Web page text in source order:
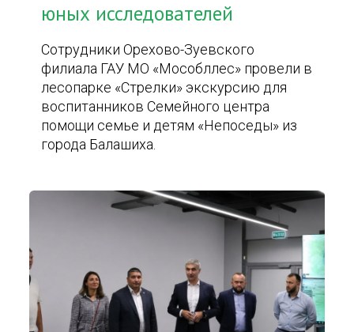
юных исследователей
Сотрудники Орехово-Зуевского
филиала ГАУ МО «Мособллес» провели в
лесопарке «Стрелки» экскурсию для
воспитанников Семейного центра
помощи семье и детям «Непоседы» из
города Балашиха.